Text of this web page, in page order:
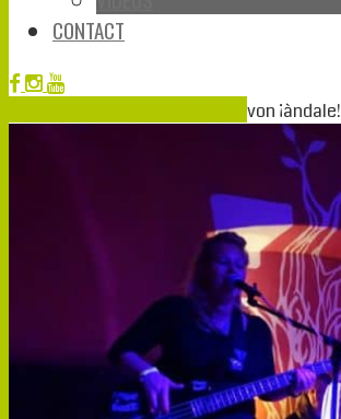
CONTACT
von ¡àndale!